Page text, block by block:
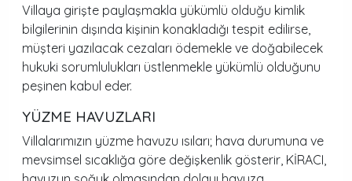
Villaya girişte paylaşmakla yükümlü olduğu kimlik
bilgilerinin dışında kişinin konakladığı tespit edilirse,
müşteri yazılacak cezaları ödemekle ve doğabilecek
hukuki sorumlulukları üstlenmekle yükümlü olduğunu
peşinen kabul eder.
YÜZME HAVUZLARI
Villalarımızın yüzme havuzu ısıları; hava durumuna ve
mevsimsel sıcaklığa göre değişkenlik gösterir, KİRACI,